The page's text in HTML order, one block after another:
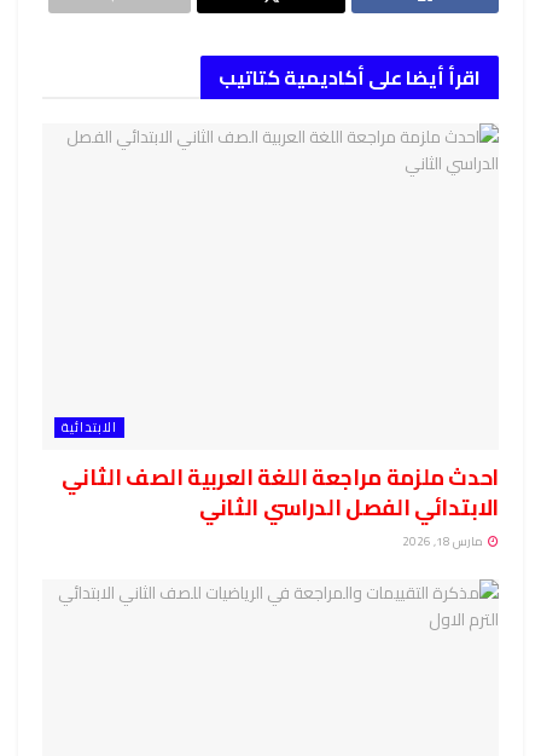
اقرأ أيضا على أكاديمية كتاتيب
الابتدائية
احدث ملزمة مراجعة اللغة العربية الصف الثاني
الابتدائي الفصل الدراسي الثاني
مارس 18, 2026